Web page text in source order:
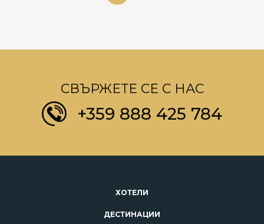
СВЪРЖЕТЕ СЕ С НАС
+359 888 425 784
ХОТЕЛИ
ДЕСТИНАЦИИ